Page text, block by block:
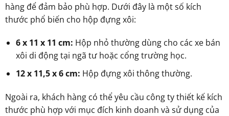
hàng để đảm bảo phù hợp. Dưới đây là một số kích
thước phổ biến cho hộp đựng xôi:
6 x 11 x 11 cm: Hộp nhỏ thường dùng cho các xe bán
xôi di động tại ngã tư hoặc cổng trường học.
12 x 11,5 x 6 cm: Hộp đựng xôi thông thường.
Ngoài ra, khách hàng có thể yêu cầu công ty thiết kế kích
thước phù hợp với mục đích kinh doanh và sử dụng của